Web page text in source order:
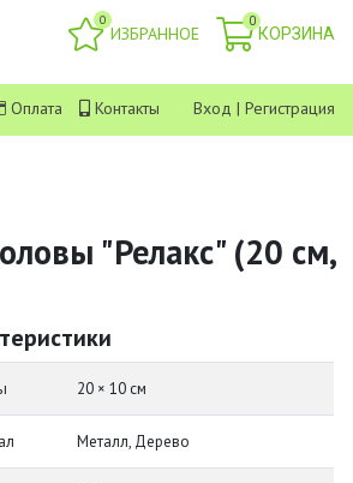
0
ИЗБРАННОЕ
0
КОРЗИНА
Оплата Контакты Вход | Регистрация
"Релакс" (20 см,
20 × 10 см
Металл, Дерево